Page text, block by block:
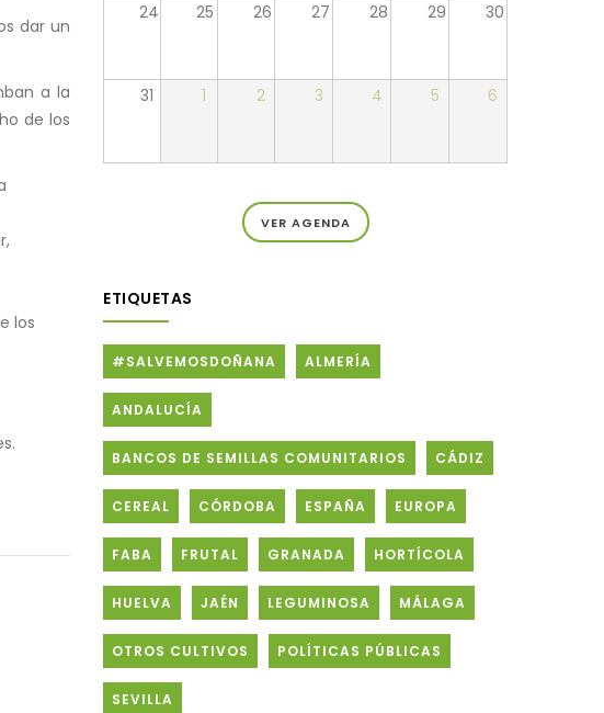
dar un
a la
de los
los
24 25 26 27 28 29 30
31 1 2 3 4 5 6
VER AGENDA
ETIQUETAS
#SALVEMOSDOÑANA ALMERÍA
ANDALUCÍA
BANCOS DE SEMILLAS COMUNITARIOS CÁDIZ
CEREAL CÓRDOBA ESPAÑA EUROPA
FABA FRUTAL GRANADA HORTÍCOLA
HUELVA JAÉN LEGUMINOSA MÁLAGA
OTROS CULTIVOS POLÍTICAS PÚBLICAS
SEVILLA